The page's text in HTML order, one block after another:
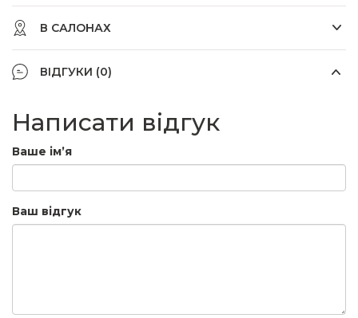
В САЛОНАХ
ВІДГУКИ (0)
Написати відгук
Ваше ім’я
Ваш відгук